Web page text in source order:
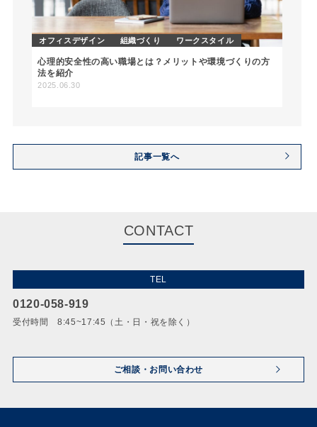
オフィスデザイン 組織づくり ワークスタイル
心理的安全性の高い職場とは？メリットや環境づくりの方
法を紹介
2025.06.30
記事一覧へ
CONTACT
TEL
0120-058-919
受付時間 8:45~17:45（土・日・祝を除く）
ご相談・お問い合わせ